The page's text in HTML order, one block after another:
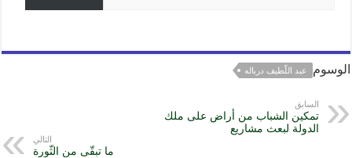
الوسوم عبد اللّطيف درباله
السابق
تمكين الشباب من أراض على ملك
الدولة لبعث مشاريع
التالي
ما تبقّى من الثّورة